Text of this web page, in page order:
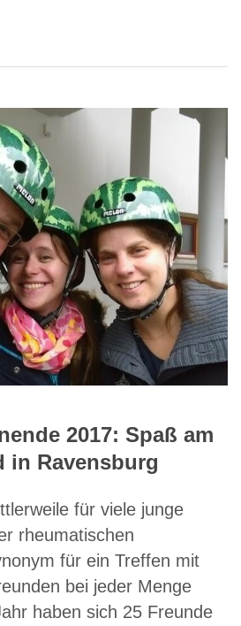
2017: Spaß am
in Ravensburg
für viele junge
rheumatischen
für ein Treffen mit
bei jeder Menge
haben sich 25 Freunde